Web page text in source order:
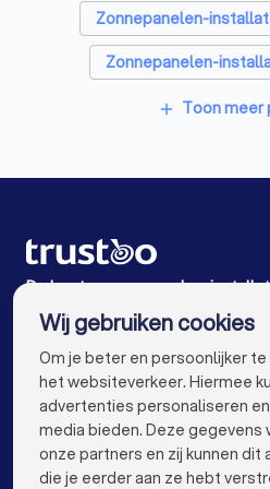
Zonnepanelen-
Zonnepanelen-
Zonnepanelen-
Zonnepanelen-
Zonnepanelen-
Zonnepanelen-
Zonnepanelen-
Zonnepanelen-
Zonnepanelen-
add Toon meer
De beste zonnepanelen-
VOOR PARTICULIEREN
Wij gebruiken cookies
Om je beter en persoonlijker
het websiteverkeer. Hiermee
advertenties personaliseren
media bieden. Deze
onze partners en zij kunnen
die je eerder aan ze hebt